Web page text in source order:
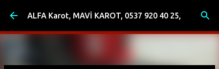
Ana içeriğe atla
ALFA Karot, MAVİ KAROT, 0537 920 40 25,